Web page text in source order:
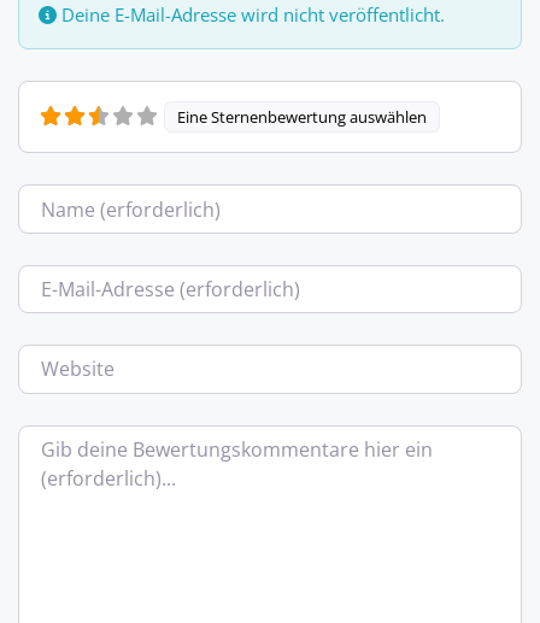
Deine E-Mail-Adresse wird nicht veröffentlicht.
Eine Sternenbewertung auswählen
Name
E-Mail
Website
Bewertungstext